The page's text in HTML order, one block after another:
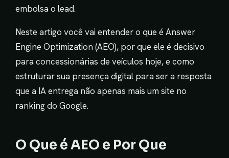
embolsa o lead.
Neste artigo você vai entender o que é Answer
Engine Optimization (AEO), por que ele é decisivo
para concessionárias de veículos hoje, e como
estruturar sua presença digital para ser a resposta
que a IA entrega não apenas mais um site no
ranking do Google.
O Que é AEO e Por Que